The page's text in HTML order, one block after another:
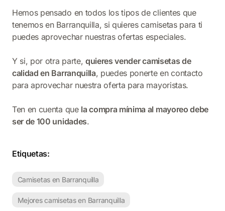
Hemos pensado en todos los tipos de clientes que
tenemos en Barranquilla, si quieres camisetas para ti
puedes aprovechar nuestras ofertas especiales.
Y si, por otra parte, quieres vender camisetas de
calidad en Barranquilla, puedes ponerte en contacto
para aprovechar nuestra oferta para mayoristas.
Ten en cuenta que la compra mínima al mayoreo debe
ser de 100 unidades.
Etiquetas:
Camisetas en Barranquilla
Mejores camisetas en Barranquilla